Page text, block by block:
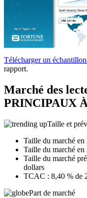
Télécharger un
rapport.
Marché des
PRINCIPAUX
Taille et
Taille du marché
Taille du marché
Taille du marché
dollars
TCAC : 8,40 % de
Part de marché